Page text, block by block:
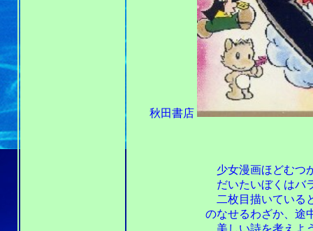
秋田書店
少女漫画ほどむつかし
だいたいぼくはバラの花
二枚目描いているといか
のなせるわざか、途中か
美しい詩を考えようとす